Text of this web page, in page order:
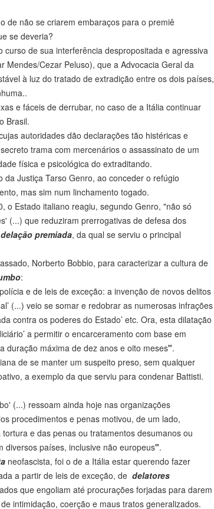
de não se criarem embaraços para o premiê
se deveria?
de sua interferência despropositada e agressiva
Mendes/Cezar Peluso), que a Advocacia Geral da
à luz do tratado de extradição entre os dois países,
e fáceis de derrubar, no caso de a Itália continuar
Brasil.
autoridades dão declarações tão histéricas e
trama com mercenários o assassinato de um
física e psicológica do extraditando.
Justiça Tarso Genro, ao conceder o refúgio
mas sim num linchamento togado.
o Estado italiano reagiu, segundo Genro, "não só
(...) que reduziram prerrogativas de defesa dos
delação premiada, da qual se serviu o principal
Norberto Bobbio, para caracterizar a cultura de
:
e de leis de exceção: a invenção de novos delitos
(...) veio se somar e redobrar as numerosas infrações
contra os poderes do Estado’ etc. Ora, esta dilatação
a permitir o encarceramento com base em
duração máxima de dez anos e oito meses".
de se manter um suspeito preso, sem qualquer
a exemplo da que serviu para condenar Battisti.
(...) ressoam ainda hoje nas organizações
procedimentos e penas motivou, de um lado,
e das penas ou tratamentos desumanos ou
diversos países, inclusive não europeus".
neofascista, foi o de a Itália estar querendo fazer
a partir de leis de exceção, de delatores
que engoliam até procurações forjadas para darem
intimidação, coerção e maus tratos generalizados.